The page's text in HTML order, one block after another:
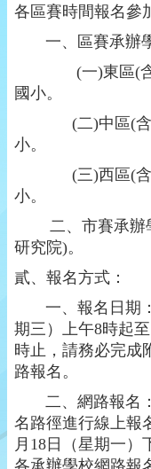
各區賽時間報名參
一、區賽承辦
(一)東區(
國小。
(二)中區(
小。
(三)西區(
小。
二、市賽承辦
研究院)。
貳、報名方式：
一、報名日期：
期三）上午8時起至
時止，請務必完成
路報名。
二、 網路報名
名路徑進行線上報
月 18 日（星期一）
各承辦學校網路報